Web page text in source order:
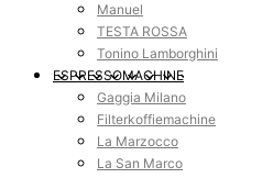
Manuel
TESTA ROSSA
Tonino Lamborghini
ESPRESSOMACHINE
Gaggia Milano
Filterkoffiemachine
La Marzocco
La San Marco